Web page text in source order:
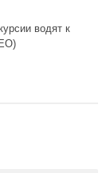
водят к